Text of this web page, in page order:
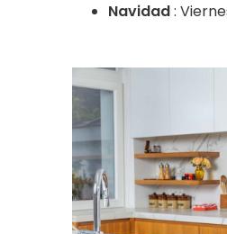
Navidad: